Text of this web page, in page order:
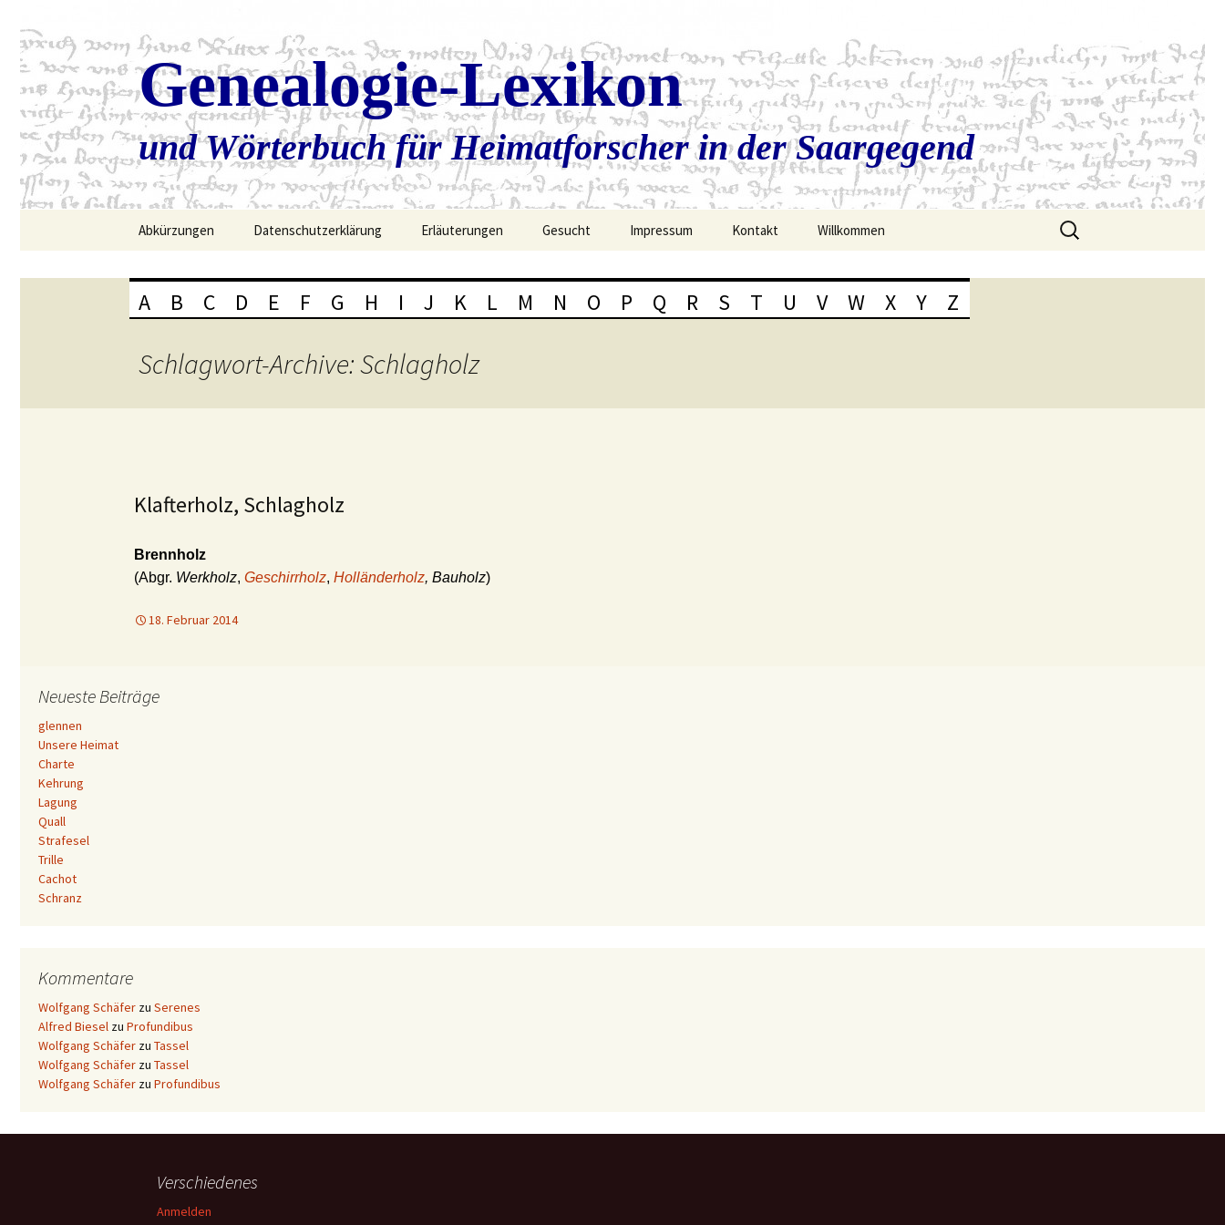
Genealogie-Lexikon
und Wörterbuch für Heimatforscher in der Saargegend
Abkürzungen Datenschutzerklärung Erläuterungen Gesucht Impressum Kontakt Willkommen
Suchen
nach:
A B C D E F G H I J K L M N O P Q R S T U V W X Y Z
Schlagwort-Archive: Schlagholz
Klafterholz, Schlagholz
Brennholz
(Abgr. Werkholz, Geschirrholz, Holländerholz, Bauholz)
18. Februar 2014
Neueste Beiträge
glennen
Unsere Heimat
Charte
Kehrung
Lagung
Quall
Strafesel
Trille
Cachot
Schranz
Kommentare
Wolfgang Schäfer zu Serenes
Alfred Biesel zu Profundibus
Wolfgang Schäfer zu Tassel
Wolfgang Schäfer zu Tassel
Wolfgang Schäfer zu Profundibus
Verschiedenes
Anmelden